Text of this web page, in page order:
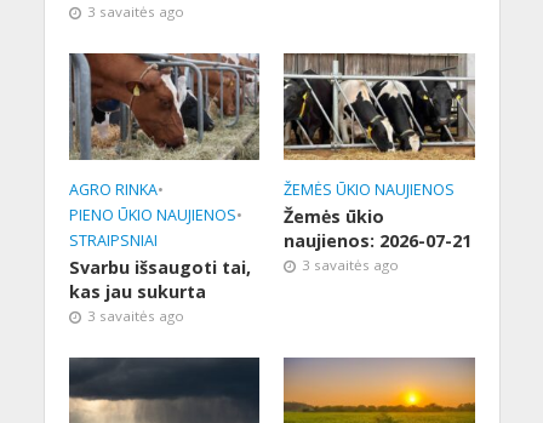
3 savaitės ago
AGRO RINKA•
PIENO ŪKIO NAUJIENOS•
STRAIPSNIAI
Svarbu išsaugoti tai,
kas jau sukurta
3 savaitės ago
ŽEMĖS ŪKIO NAUJIENOS
Žemės ūkio
naujienos: 2026-07-21
3 savaitės ago